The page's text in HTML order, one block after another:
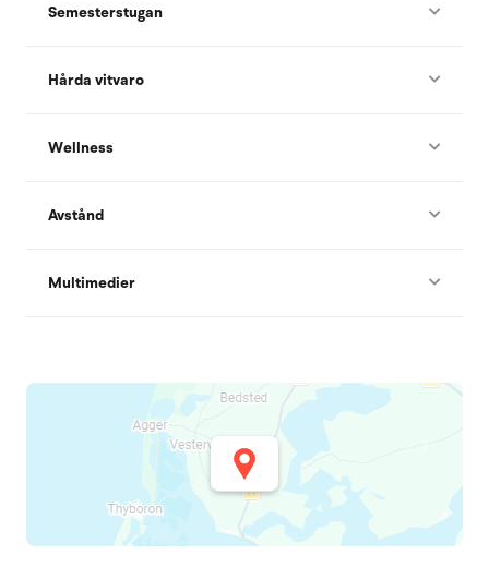
Semesterstugan
Hårda vitvaro
Wellness
Avstånd
Multimedier